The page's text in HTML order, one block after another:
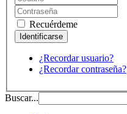
Recuérdeme
¿Recordar usuario?
¿Recordar contraseña?
Buscar...